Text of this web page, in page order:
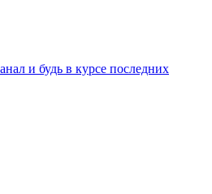
и будь в курсе последних